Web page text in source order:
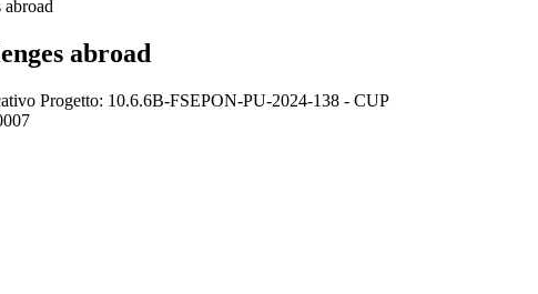
abroad
Progetto: 10.6.6B-FSEPON-PU-2024-138 - CUP